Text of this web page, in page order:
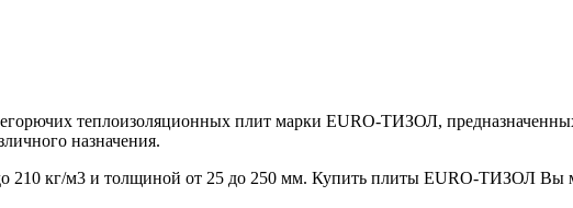
теплоизоляционных плит марки EURO-ТИЗОЛ,
назначения.
210 кг/м3 и толщиной от 25 до 250 мм. Купить плиты EURO-ТИЗОЛ Вы